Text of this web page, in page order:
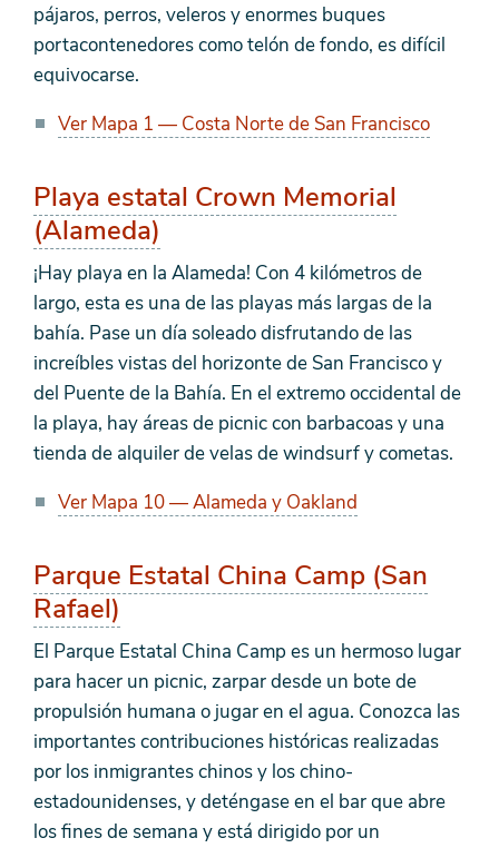
pájaros, perros, veleros y enormes buques
portacontenedores como telón de fondo, es difícil
equivocarse.
Ver Mapa 1 — Costa Norte de San Francisco
Playa estatal Crown Memorial
(Alameda)
¡Hay playa en la Alameda! Con 4 kilómetros de
largo, esta es una de las playas más largas de la
bahía. Pase un día soleado disfrutando de las
increíbles vistas del horizonte de San Francisco y
del Puente de la Bahía. En el extremo occidental de
la playa, hay áreas de picnic con barbacoas y una
tienda de alquiler de velas de windsurf y cometas.
Ver Mapa 10 — Alameda y Oakland
Parque Estatal China Camp (San
Rafael)
El Parque Estatal China Camp es un hermoso lugar
para hacer un picnic, zarpar desde un bote de
propulsión humana o jugar en el agua. Conozca las
importantes contribuciones históricas realizadas
por los inmigrantes chinos y los chino-
estadounidenses, y deténgase en el bar que abre
los fines de semana y está dirigido por un